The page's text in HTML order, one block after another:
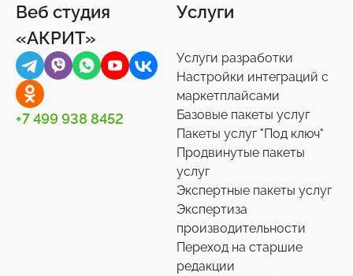
Веб студия
«АКРИТ»
+7 499 938 8452
Услуги
Услуги разработки
Настройки интеграций с
маркетплайсами
Базовые пакеты услуг
Пакеты услуг "Под ключ"
Продвинутые пакеты
услуг
Экспертные пакеты услуг
Экспертиза
производительности
Переход на старшие
редакции